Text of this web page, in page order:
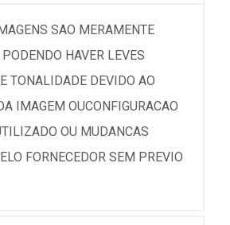
SAO MERAMENTE
HAVER LEVES
TONALIDADE DEVIDO AO
IMAGEM OUCONFIGURACAO
OU MUDANCAS
FORNECEDOR SEM PREVIO